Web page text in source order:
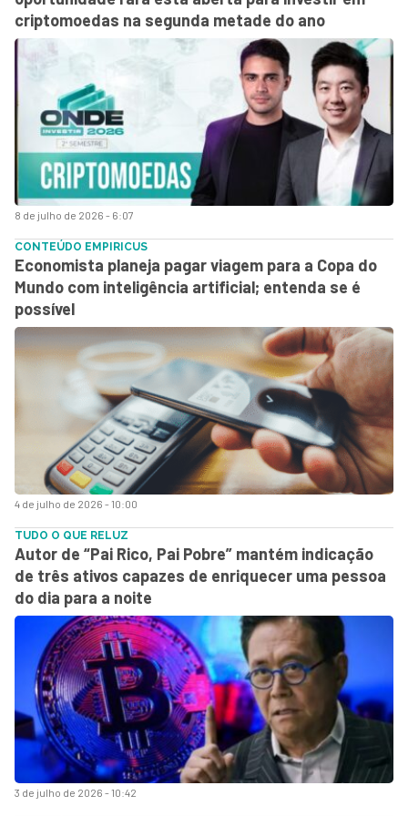
8 de julho de 2026 - 6:07
criptomoedas na segunda metade do ano
4 de julho de 2026 - 10:00
CONTEÚDO EMPIRICUS
Economista planeja pagar viagem para a Copa do
Mundo com inteligência artificial; entenda se é
possível
3 de julho de 2026 - 10:42
TUDO O QUE RELUZ
Autor de “Pai Rico, Pai Pobre” mantém indicação
de três ativos capazes de enriquecer uma pessoa
do dia para a noite